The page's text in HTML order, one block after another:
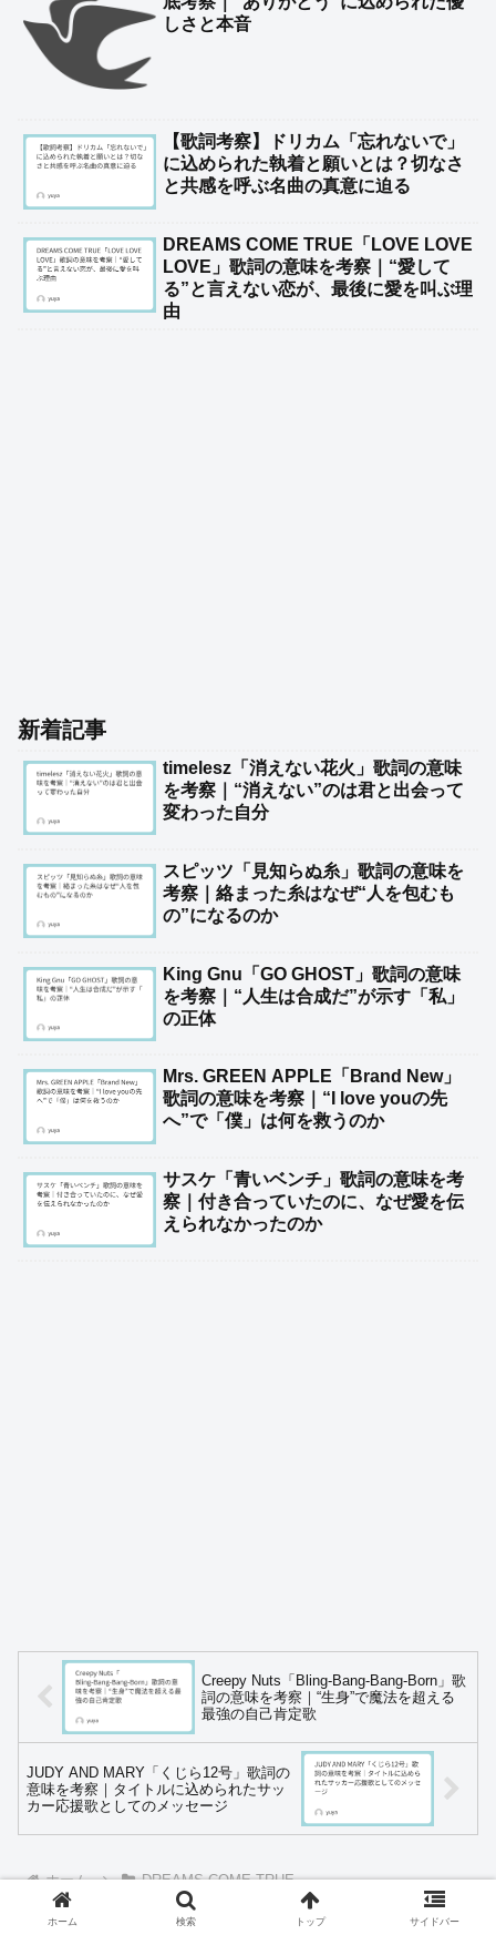
しさと本音
【歌詞考察】ドリカム「忘れないで」
に込められた執着と願いとは？切なさ
と共感を呼ぶ名曲の真意に迫る
DREAMS COME TRUE「LOVE LOVE
LOVE」歌詞の意味を考察｜“愛して
る”と言えない恋が、最後に愛を叫ぶ理
由
新着記事
timelesz「消えない花火」歌詞の意味
を考察｜“消えない”のは君と出会って
変わった自分
スピッツ「見知らぬ糸」歌詞の意味を
考察｜絡まった糸はなぜ“人を包むも
の”になるのか
King Gnu「GO GHOST」歌詞の意味
を考察｜“人生は合成だ”が示す「私」
の正体
Mrs. GREEN APPLE「Brand New」
歌詞の意味を考察｜“I love youの先
へ”で「僕」は何を救うのか
サスケ「青いベンチ」歌詞の意味を考
察｜付き合っていたのに、なぜ愛を伝
えられなかったのか
Creepy Nuts「Bling-Bang-Bang-Born」歌
詞の意味を考察｜“生身”で魔法を超える
最強の自己肯定歌
JUDY AND MARY「くじら12号」歌詞の
意味を考察｜タイトルに込められたサッ
カー応援歌としてのメッセージ
ホーム DREAMS COME TRUE
ホーム 検索 トップ サイドバー